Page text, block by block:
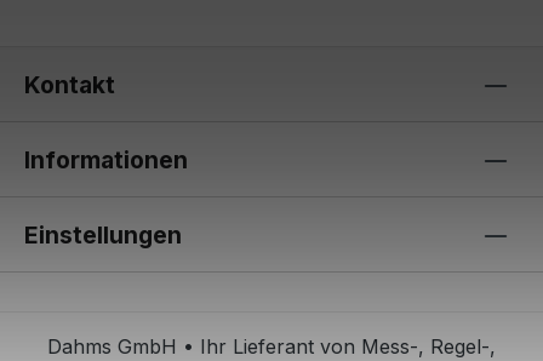
Kontakt
Informationen
Einstellungen
Dahms GmbH • Ihr Lieferant von Mess-, Regel-,